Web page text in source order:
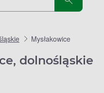
Mysłakowice
dolnośląskie